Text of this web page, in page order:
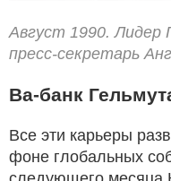
Август 1990. Лидер
пресс-секретарь
Ва-банк
Все эти карьеры
фоне глобальных